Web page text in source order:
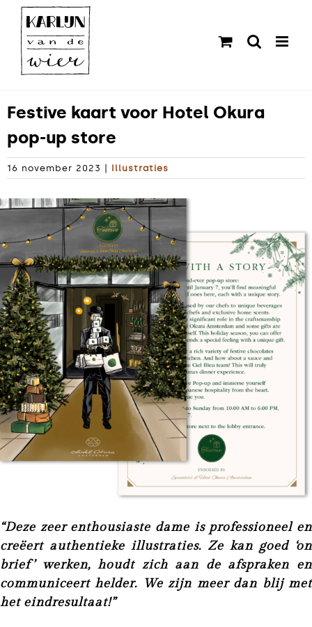
naar
inhoud
Festive kaart voor Hotel Okura
pop-up store
16 november 2023 Illustraties
“Deze zeer enthousiaste dame is professioneel en
creëert authentieke illustraties. Ze kan goed ‘on
brief’ werken, houdt zich aan de afspraken en
communiceert helder. We zijn meer dan blij met
het eindresultaat!”